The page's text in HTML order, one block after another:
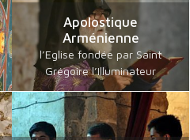
Apolostique
Arménienne
l’Eglise fondée par Saint
Grégoire l’Illuminateur